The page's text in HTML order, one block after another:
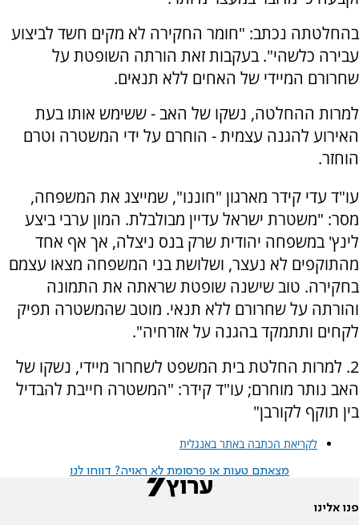
בהחלטתה נכתב: "חומר החקירה לא מקים חשד לביצוע
עבירה כלשהי". בעקבות זאת הורתה השופטת על
שחרורם המיידי של האחים ללא תנאים.
למרות ההחלטה, נשקו של האב - ששימש אותו בעת
האירוע להגנה עצמית - הוחרם על ידי המשטרה וטרם
הוחזר.
עו"ד עדי קידר מארגון "חוננו", שמייצג את המשפחה,
מסר: "משטרת ישראל עדיין מבולבלת. המון ערבי ביצע
לינץ' במשפחה יהודית שרק בנס ניצלה, אך אף אחד
מהתוקפים לא נעצר, ושלושת בני המשפחה מצאו עצמם
בחקירה. טוב שישנה שופטת שראתה את התמונה
והורתה על שחרורם ללא תנאי. מוטב שהמשטרה תפיק
לקחים ותתמקד בהגנה על אזרחיה".
2. למרות החלטת בית המשפט לשחרור מיידי, נשקו של
האב נותר מוחרם; עו"ד קידר: "המשטרה חייבת להבדיל
בין תוקף לקורבן"
לקריאת הכתבה באתר באנגלית
מצאתם טעות או פרסומת לא ראויה? דווחו לנו
פנו אלינו